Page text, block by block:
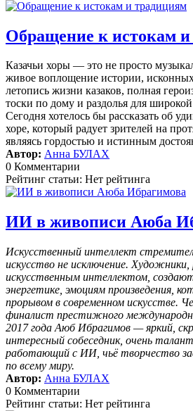
Обращение к истокам
Казачьи хоры — это не просто
живое воплощение истории,
летопись жизни казаков, полная
тоски по дому и раздолья для
Сегодня хотелось бы рассказать об
хоре, который радует зрителей на
являясь гордостью и истинным
Автор: Анна БУЛАХ
0 Комментарии
Рейтинг статьи: Нет рейтинга
ИИ в живописи Аюба
Искусственный интеллект
искусство не исключение.
искусственным интеллектом,
энергетике, эмоциям произведения,
прорывом в современном искусстве.
финалист престижного
2017 года Аюб Ибрагимов — яркий,
интересный собеседник, очень
работающий с ИИ, чьё творчество
по всему миру.
Автор: Анна БУЛАХ
0 Комментарии
Рейтинг статьи: Нет рейтинга